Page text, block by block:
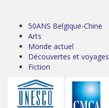
50ANS Belgique-Chine
Arts
Monde actuel
Découvertes et voyages
Fiction